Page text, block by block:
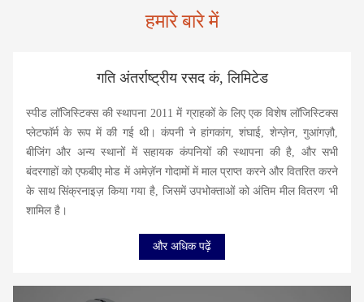
हमारे बारे में
गति अंतर्राष्ट्रीय रसद कं, लिमिटेड
स्पीड लॉजिस्टिक्स की स्थापना 2011 में ग्राहकों के लिए एक विशेष लॉजिस्टिक्स
प्लेटफॉर्म के रूप में की गई थी। कंपनी ने हांगकांग, शंघाई, शेन्ज़ेन, गुआंगज़ौ,
बीजिंग और अन्य स्थानों में सहायक कंपनियों की स्थापना की है, और सभी
बंदरगाहों को एफबीए मोड में अमेज़ॅन गोदामों में माल प्राप्त करने और वितरित करने
के साथ सिंक्रनाइज़ किया गया है, जिसमें उपभोक्ताओं को अंतिम मील वितरण भी
शामिल है।
और अधिक पढ़ें